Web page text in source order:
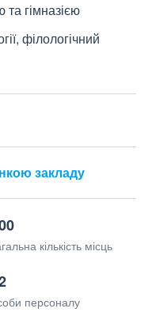
гімназією
філологічний
закладу
кількість місць
персоналу